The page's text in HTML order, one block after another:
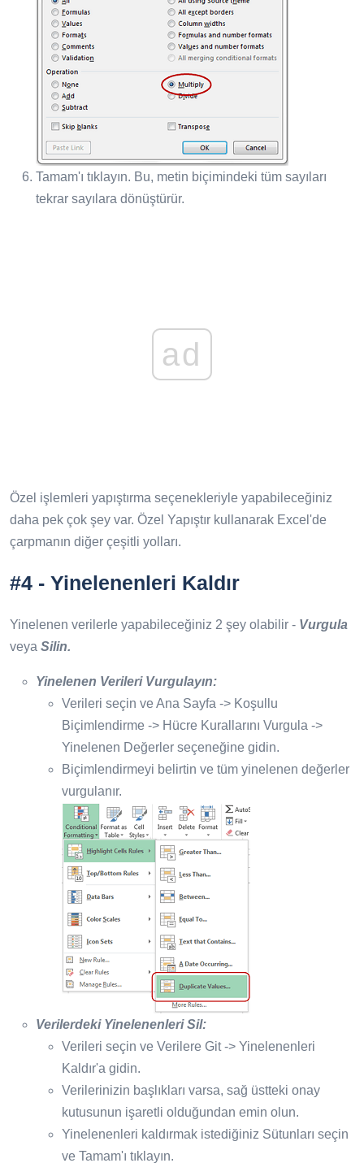
Tamam'ı tıklayın. Bu, metin biçimindeki tüm sayıları
tekrar sayılara dönüştürür.
ad
Özel işlemleri yapıştırma seçenekleriyle yapabileceğiniz
daha pek çok şey var. Özel Yapıştır kullanarak Excel'de
çarpmanın diğer çeşitli yolları.
#4 - Yinelenenleri Kaldır
Yinelenen verilerle yapabileceğiniz 2 şey olabilir - Vurgula
veya Silin.
Yinelenen Verileri Vurgulayın:
Verileri seçin ve Ana Sayfa -> Koşullu
Biçimlendirme -> Hücre Kurallarını Vurgula ->
Yinelenen Değerler seçeneğine gidin.
Biçimlendirmeyi belirtin ve tüm yinelenen değerler
vurgulanır.
Verilerdeki Yinelenenleri Sil:
Verileri seçin ve Verilere Git -> Yinelenenleri
Kaldır'a gidin.
Verilerinizin başlıkları varsa, sağ üstteki onay
kutusunun işaretli olduğundan emin olun.
Yinelenenleri kaldırmak istediğiniz Sütunları seçin
ve Tamam'ı tıklayın.